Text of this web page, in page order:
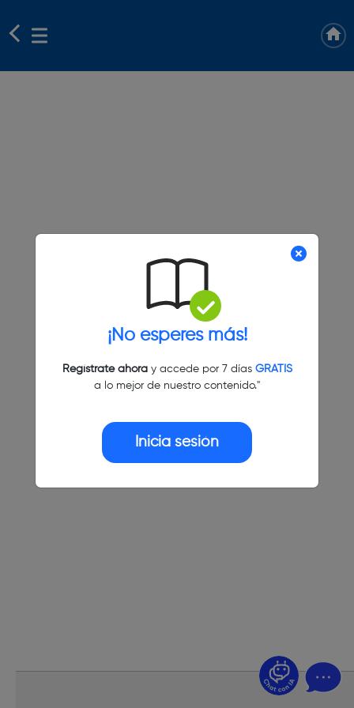
¡No esperes más!
Regístrate ahoray accede por 7 días GRATIS
a lo mejor de nuestro contenido."
Inicia sesión